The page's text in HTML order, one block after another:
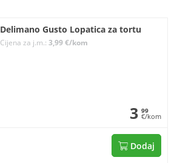
Delimano Gusto Lopatica za tortu
Cijena za j.m.: 3,99 €/kom
3 99
€/kom
Dodaj